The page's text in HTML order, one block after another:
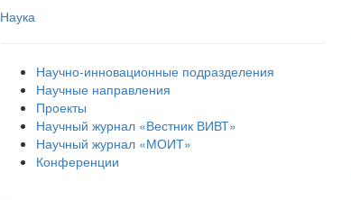
Наука
Научно-инновационные подразделения
Научные направления
Проекты
Научный журнал «Вестник ВИВТ»
Научный журнал «МОИТ»
Конференции